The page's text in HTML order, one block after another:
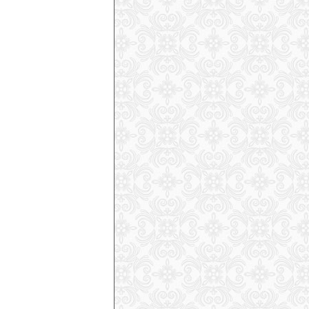
Дэйв Райдинг продолжит карьеру в
новой функции
( 2026-07-27
На горнолыжном курорт Витоша в
Болгарии появятся новые подъемники
Марко Одерматт получил деревянный
2026-07-26
Горные лыжи против сноуборда: одно
проще освоить, другое — довести до
совершенства
2026-07-26
Российский альпинист впервые
успешно подал иск к экспедиционной
компании и гиду в Непале
2026-07-
Три гиганта определяют рынок
горнолыжного снаряжения
2026-07-
Два альпиниста погибли в
«кулуаре смерти» на Монблане
2026-07-24 )
Юлия Шайб пройдет специальную
скоростную подготовку
2026-07-24
Макс Франц: возвращение зависит от
одной вещи
2026-07-24